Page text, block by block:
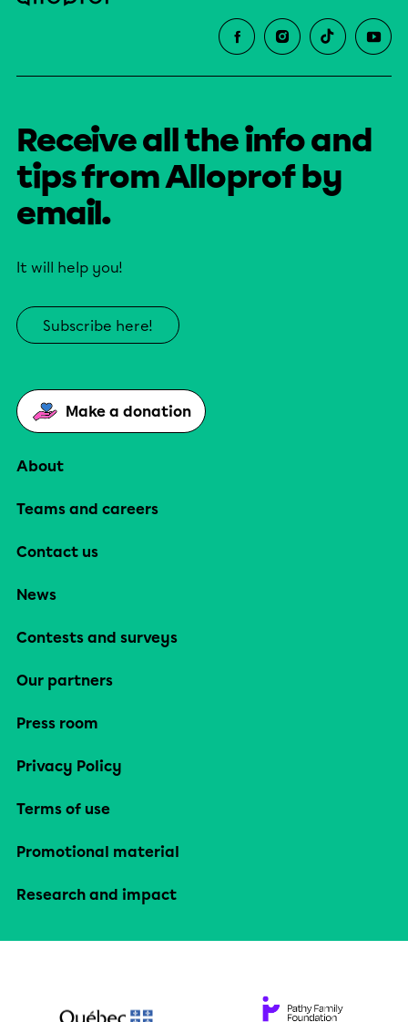
Receive all the info and
tips from Alloprof by
email.
It will help you!
Subscribe here!
Make a donation
About
Teams and careers
Contact us
News
Contests and surveys
Our partners
Press room
Privacy Policy
Terms of use
Promotional material
Research and impact